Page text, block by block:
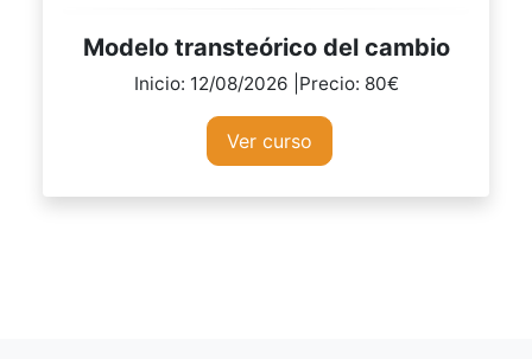
Modelo transteórico del cambio
Inicio: 12/08/2026 |Precio: 80€
Ver curso